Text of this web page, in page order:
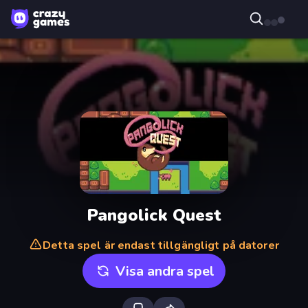
Pangolick Quest
Detta spel är endast tillgängligt på datorer
Visa andra spel